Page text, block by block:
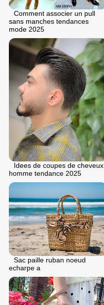
Comment associer un pull
sans manches tendances
mode 2025
Idees de coupes de cheveux
homme tendance 2025
Sac paille ruban noeud
echarpe a